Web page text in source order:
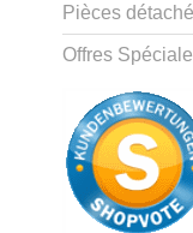
Pièces
Offres